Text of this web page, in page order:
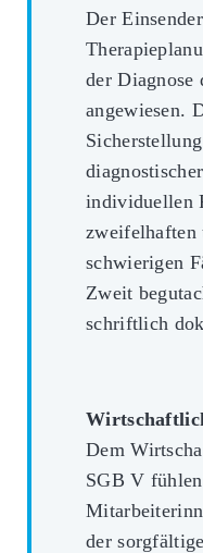
Der
der Diagnose
angewiesen.
individuellen
zweifelhaften
schwierigen
Zweit
schriftlich
Dem
SGB V
der